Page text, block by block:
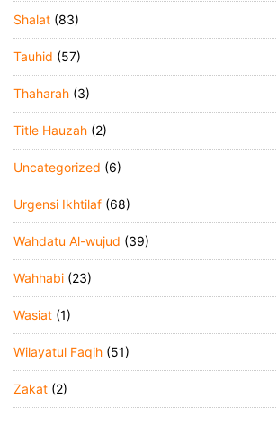
Shalat (83)
Tauhid (57)
Thaharah (3)
Title Hauzah (2)
Uncategorized (6)
Urgensi Ikhtilaf (68)
Wahdatu Al-wujud (39)
Wahhabi (23)
Wasiat (1)
Wilayatul Faqih (51)
Zakat (2)